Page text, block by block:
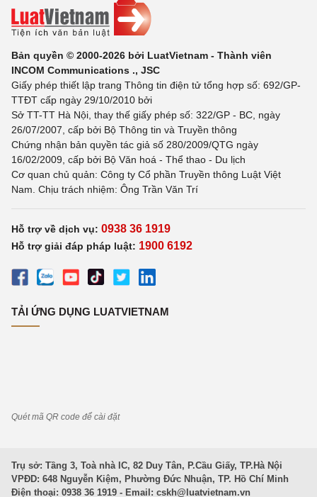
Bản quyền © 2000-2026 bởi LuatVietnam - Thành viên
INCOM Communications ., JSC
Giấy phép thiết lập trang Thông tin điện tử tổng hợp số: 692/GP-
TTĐT cấp ngày 29/10/2010 bởi
Sở TT-TT Hà Nội, thay thế giấy phép số: 322/GP - BC, ngày
26/07/2007, cấp bởi Bộ Thông tin và Truyền thông
Chứng nhận bản quyền tác giả số 280/2009/QTG ngày
16/02/2009, cấp bởi Bộ Văn hoá - Thể thao - Du lịch
Cơ quan chủ quản: Công ty Cổ phần Truyền thông Luật Việt
Nam. Chịu trách nhiệm: Ông Trần Văn Trí
Hỗ trợ về dịch vụ: 0938 36 1919
Hỗ trợ giải đáp pháp luật: 1900 6192
TẢI ỨNG DỤNG LUATVIETNAM
Quét mã QR code để cài đặt
Trụ sở: Tầng 3, Toà nhà IC, 82 Duy Tân, P.Cầu Giấy, TP.Hà Nội
VPĐD: 648 Nguyễn Kiệm, Phường Đức Nhuận, TP. Hồ Chí Minh
Điện thoại: 0938 36 1919 - Email: cskh@luatvietnam.vn